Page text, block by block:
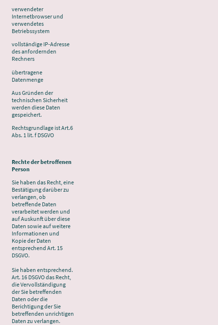
verwendeter
Internetbrowser und
verwendetes
Betriebssystem
vollständige IP-Adresse
des anfordernden
Rechners
übertragene
Datenmenge
Aus Gründen der
technischen Sicherheit
werden diese Daten
gespeichert.
Rechtsgrundlage ist Art.6
Abs. 1 lit. f DSGVO
Rechte der betroffenen
Person
Sie haben das Recht, eine
Bestätigung darüber zu
verlangen, ob
betreffende Daten
verarbeitet werden und
auf Auskunft über diese
Daten sowie auf weitere
Informationen und
Kopie der Daten
entsprechend Art. 15
DSGVO.
Sie haben entsprechend.
Art. 16 DSGVO das Recht,
die Vervollständigung
der Sie betreffenden
Daten oder die
Berichtigung der Sie
betreffenden unrichtigen
Daten zu verlangen.